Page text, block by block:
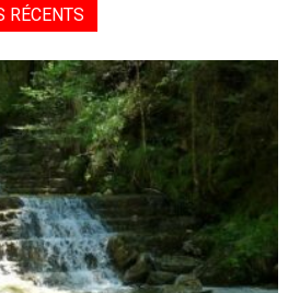
RÉCENTS